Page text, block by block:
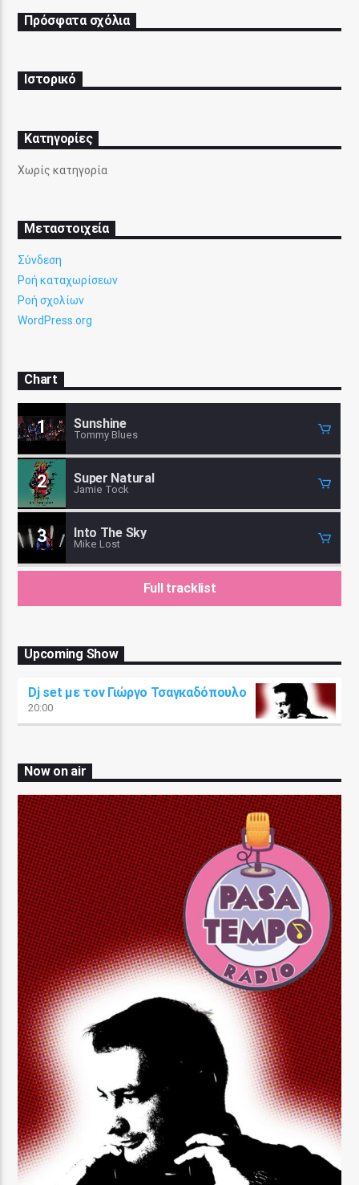
Πρόσφατα σχόλια
Ιστορικό
Kατηγορίες
Χωρίς κατηγορία
Μεταστοιχεία
Σύνδεση
Ροή καταχωρίσεων
Ροή σχολίων
WordPress.org
Chart
1 Sunshine
Tommy Blues
2 Super Natural
Jamie Tock
3 Into The Sky
Mike Lost
Full tracklist
Upcoming Show
Dj set με τον Γιώργο Τσαγκαδόπουλο
20:00
Now on air